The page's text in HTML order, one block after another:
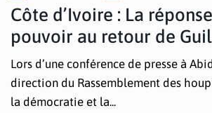
Côte d’Ivoire : La
pouvoir au retour de
Lors d’une conférence de presse à
direction du Rassemblement des
la démocratie et la...